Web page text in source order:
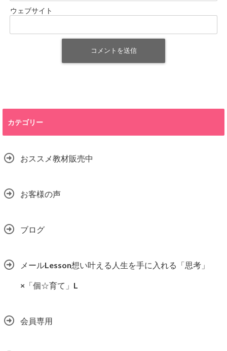
ウェブサイト
カテゴリー
おススメ教材販売中
お客様の声
ブログ
メールLesson想い叶える人生を手に入れる「思考」
×「個☆育て」L
会員専用